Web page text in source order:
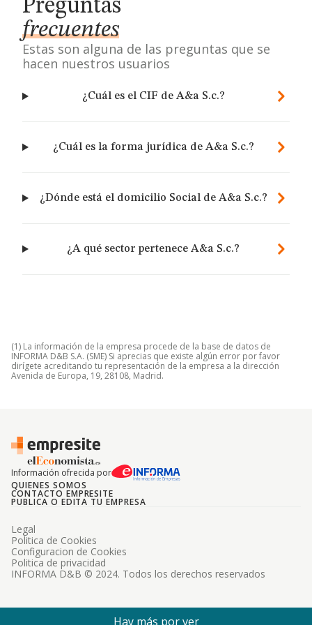
Preguntas
frecuentes
Estas son alguna de las preguntas que se
hacen nuestros usuarios
¿Cuál es el CIF de A&a S.c.?
¿Cuál es la forma jurídica de A&a S.c.?
¿Dónde está el domicilio Social de A&a S.c.?
¿A qué sector pertenece A&a S.c.?
(1) La información de la empresa procede de la base de datos de
INFORMA D&B S.A. (SME) Si aprecias que existe algún error por favor
dirígete acreditando tu representación de la empresa a la dirección
Avenida de Europa, 19, 28108, Madrid.
Información ofrecida por
QUIENES SOMOS
CONTACTO EMPRESITE
PUBLICA O EDITA TU EMPRESA
INFORMA D&B © 2024. Todos los derechos reservados
Legal
Politica de Cookies
Configuracion de Cookies
Politica de privacidad
Hay más por ver